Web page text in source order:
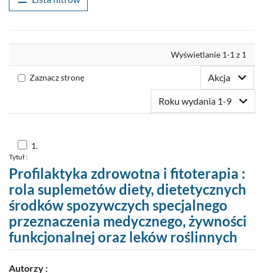
Zaproponuj zakup
Wyświetlanie 1-1 z 1
Zaznacz stronę Akcja
Roku wydania 1-9
Skocz
do
nr
1
1.
Tytuł :
Profilaktyka zdrowotna i fitoterapia :
rola suplemetów diety, dietetycznych
środków spozywczych specjalnego
przeznaczenia medycznego, żywności
funkcjonalnej oraz leków roślinnych
Autorzy :